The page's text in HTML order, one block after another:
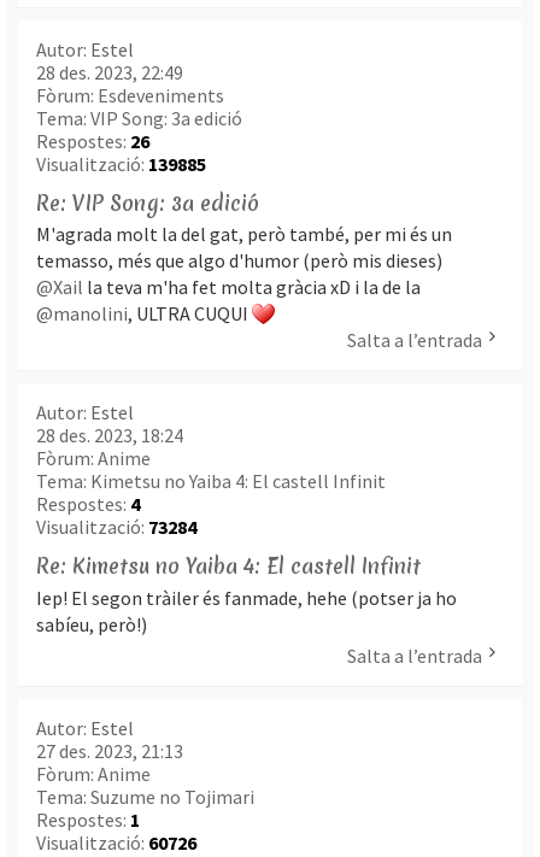
Autor: Estel
28 des. 2023, 22:49
Fòrum: Esdeveniments
Tema: VIP Song: 3a edició
Respostes: 26
Visualització: 139885
Re: VIP Song: 3a edició
M'agrada molt la del gat, però també, per mi és un
temasso, més que algo d'humor (però mis dieses)
@Xail la teva m'ha fet molta gràcia xD i la de la
@manolini, ULTRA CUQUI
Salta a l’entrada
Autor: Estel
28 des. 2023, 18:24
Fòrum: Anime
Tema: Kimetsu no Yaiba 4: El castell Infinit
Respostes: 4
Visualització: 73284
Re: Kimetsu no Yaiba 4: El castell Infinit
Iep! El segon tràiler és fanmade, hehe (potser ja ho
sabíeu, però!)
Salta a l’entrada
Autor: Estel
27 des. 2023, 21:13
Fòrum: Anime
Tema: Suzume no Tojimari
Respostes: 1
Visualització: 60726